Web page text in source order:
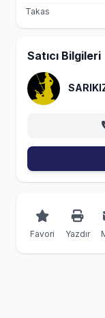
Takas
Satıcı Bilgileri
Favori Yazdır